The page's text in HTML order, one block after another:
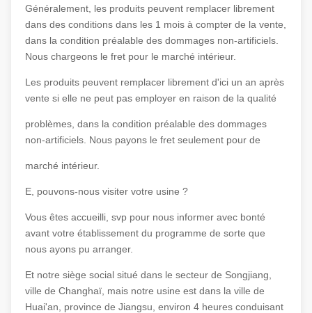
Généralement, les produits peuvent remplacer librement
dans des conditions dans les 1 mois à compter de la vente,
dans la condition préalable des dommages non-artificiels.
Nous chargeons le fret pour le marché intérieur.
Les produits peuvent remplacer librement d'ici un an après
vente si elle ne peut pas employer en raison de la qualité
problèmes, dans la condition préalable des dommages
non-artificiels. Nous payons le fret seulement pour de
marché intérieur.
E, pouvons-nous visiter votre usine ?
Vous êtes accueilli, svp pour nous informer avec bonté
avant votre établissement du programme de sorte que
nous ayons pu arranger.
Et notre siège social situé dans le secteur de Songjiang,
ville de Changhaï, mais notre usine est dans la ville de
Huai'an, province de Jiangsu, environ 4 heures conduisant